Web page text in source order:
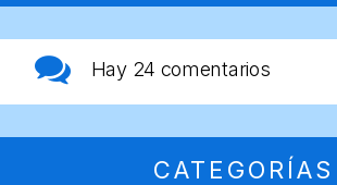
Hay 24 comentarios
CATEGORÍAS